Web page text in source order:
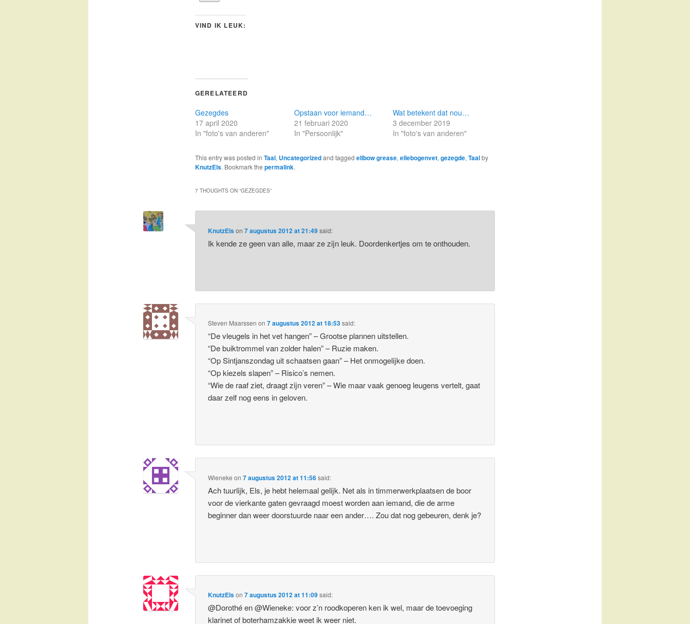
VIND IK LEUK:
GERELATEERD
Gezegdes
17 april 2020
In "foto's van anderen"
Opstaan voor iemand…
21 februari 2020
In "Persoonlijk"
Wat betekent dat nou…
3 december 2019
In "foto's van anderen"
This entry was posted in Taal, Uncategorizedand tagged ellbow grease, ellebogenvet, gezegde, Taalby
KnutzEls. Bookmark the permalink.
7 THOUGHTS ON “GEZEGDES”
KnutzElson7 augustus 2012 at 21:49said:
Ik kende ze geen van alle, maar ze zijn leuk. Doordenkertjes om te onthouden.
Steven Maarssen on7 augustus 2012 at 18:53said:
“De vleugels in het vet hangen” – Grootse plannen uitstellen.
“De buiktrommel van zolder halen” – Ruzie maken.
“Op Sintjanszondag uit schaatsen gaan” – Het onmogelijke doen.
“Op kiezels slapen” – Risico’s nemen.
“Wie de raaf ziet, draagt zijn veren” – Wie maar vaak genoeg leugens vertelt, gaat
daar zelf nog eens in geloven.
Wieneke on7 augustus 2012 at 11:56said:
Ach tuurlijk, Els, je hebt helemaal gelijk. Net als in timmerwerkplaatsen de boor
voor de vierkante gaten gevraagd moest worden aan iemand, die de arme
beginner dan weer doorstuurde naar een ander…. Zou dat nog gebeuren, denk je?
KnutzElson7 augustus 2012 at 11:09said:
@Dorothé en @Wieneke: voor z’n roodkoperen ken ik wel, maar de toevoeging
klarinet of boterhamzakkie weet ik weer niet.